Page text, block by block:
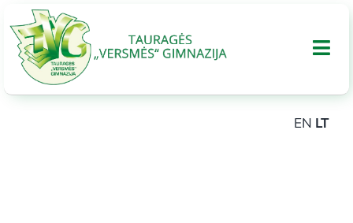
to
content
EN LT